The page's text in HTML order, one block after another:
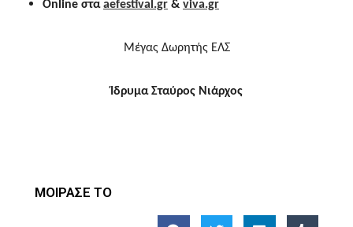
Online στα aefestival.gr& viva.gr
Μέγας Δωρητής ΕΛΣ
Ίδρυμα Σταύρος Νιάρχος
ΜΟΙΡΑΣΕ ΤΟ